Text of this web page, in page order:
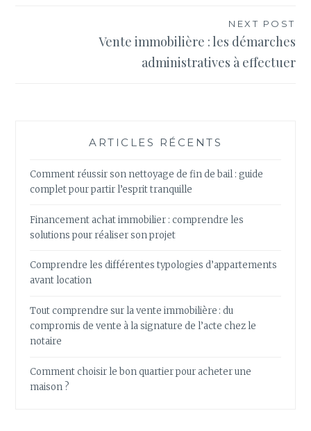
NEXT POST
Vente immobilière : les démarches
administratives à effectuer
ARTICLES RÉCENTS
Comment réussir son nettoyage de fin de bail : guide
complet pour partir l’esprit tranquille
Financement achat immobilier : comprendre les
solutions pour réaliser son projet
Comprendre les différentes typologies d’appartements
avant location
Tout comprendre sur la vente immobilière : du
compromis de vente à la signature de l’acte chez le
notaire
Comment choisir le bon quartier pour acheter une
maison ?